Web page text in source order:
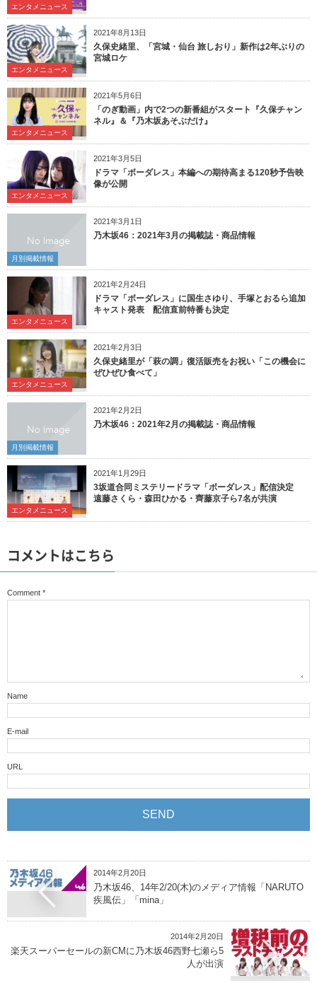
エンタメニュース
2021年8月13日
エンタメニュース
久保史緒里、「宮城・仙台 旅しおり」新作は2年ぶりの
宮城ロケ
2021年5月6日
エンタメニュース
「のぎ動画」内で2つの新番組がスタート『久保チャン
ネル』＆『乃木坂あそぶだけ』
2021年3月5日
エンタメニュース
ドラマ「ボーダレス」本編への期待高まる120秒予告映
像が公開
2021年3月1日
月別掲載情報
乃木坂46：2021年3月の掲載誌・商品情報
2021年2月24日
エンタメニュース
ドラマ「ボーダレス」に国生さゆり、手塚とおるら追加
キャスト発表 配信直前特番も決定
2021年2月3日
エンタメニュース
久保史緒里が「萩の調」復活販売をお祝い「この機会に
ぜひぜひ食べて」
2021年2月2日
月別掲載情報
乃木坂46：2021年2月の掲載誌・商品情報
2021年1月29日
エンタメニュース
3坂道合同ミステリードラマ「ボーダレス」配信決定
遠藤さくら・森田ひかる・齊藤京子ら7名が共演
コメントはこちら
Comment *
Name
E-mail
URL
2014年2月20日
乃木坂46、14年2/20(木)のメディア情報「NARUTO
疾風伝」「mina」
2014年2月20日
楽天スーパーセールの新CMに乃木坂46西野七瀬ら5
人が出演